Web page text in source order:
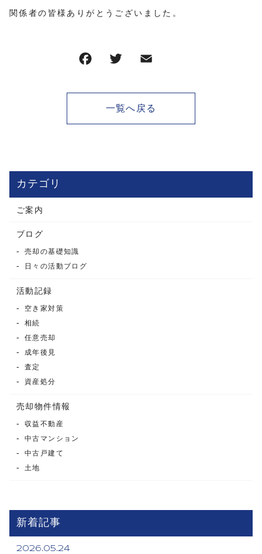
関係者の皆様ありがとうございました。
一覧へ戻る
カテゴリ
ご案内
ブログ
売却の基礎知識
日々の活動ブログ
活動記録
空き家対策
相続
任意売却
成年後見
査定
資産処分
売却物件情報
収益不動産
中古マンション
中古戸建て
土地
新着記事
2026.05.24